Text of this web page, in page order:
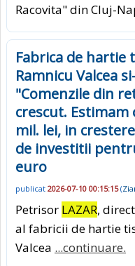
Racovita" din Cluj-
Fabrica de hartie
Ramnicu Valcea
"Comenzile din
crescut. Estimam
mil. lei, in
de investitii
euro
publicat 2026-07-10 00:15:15(
Petrisor LAZAR,
al fabricii de hartie
Valcea ...continuare.